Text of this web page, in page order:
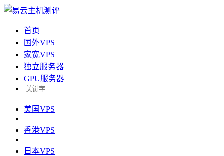
首页
国外VPS
家宽VPS
独立服务器
GPU服务器
美国VPS
香港VPS
日本VPS